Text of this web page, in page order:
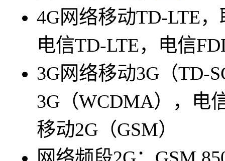
4G网络移动TD-LTE
电信TD-LTE，电信
3G网络移动3G（TD-
3G（WCDMA），电
移动2G（GSM）